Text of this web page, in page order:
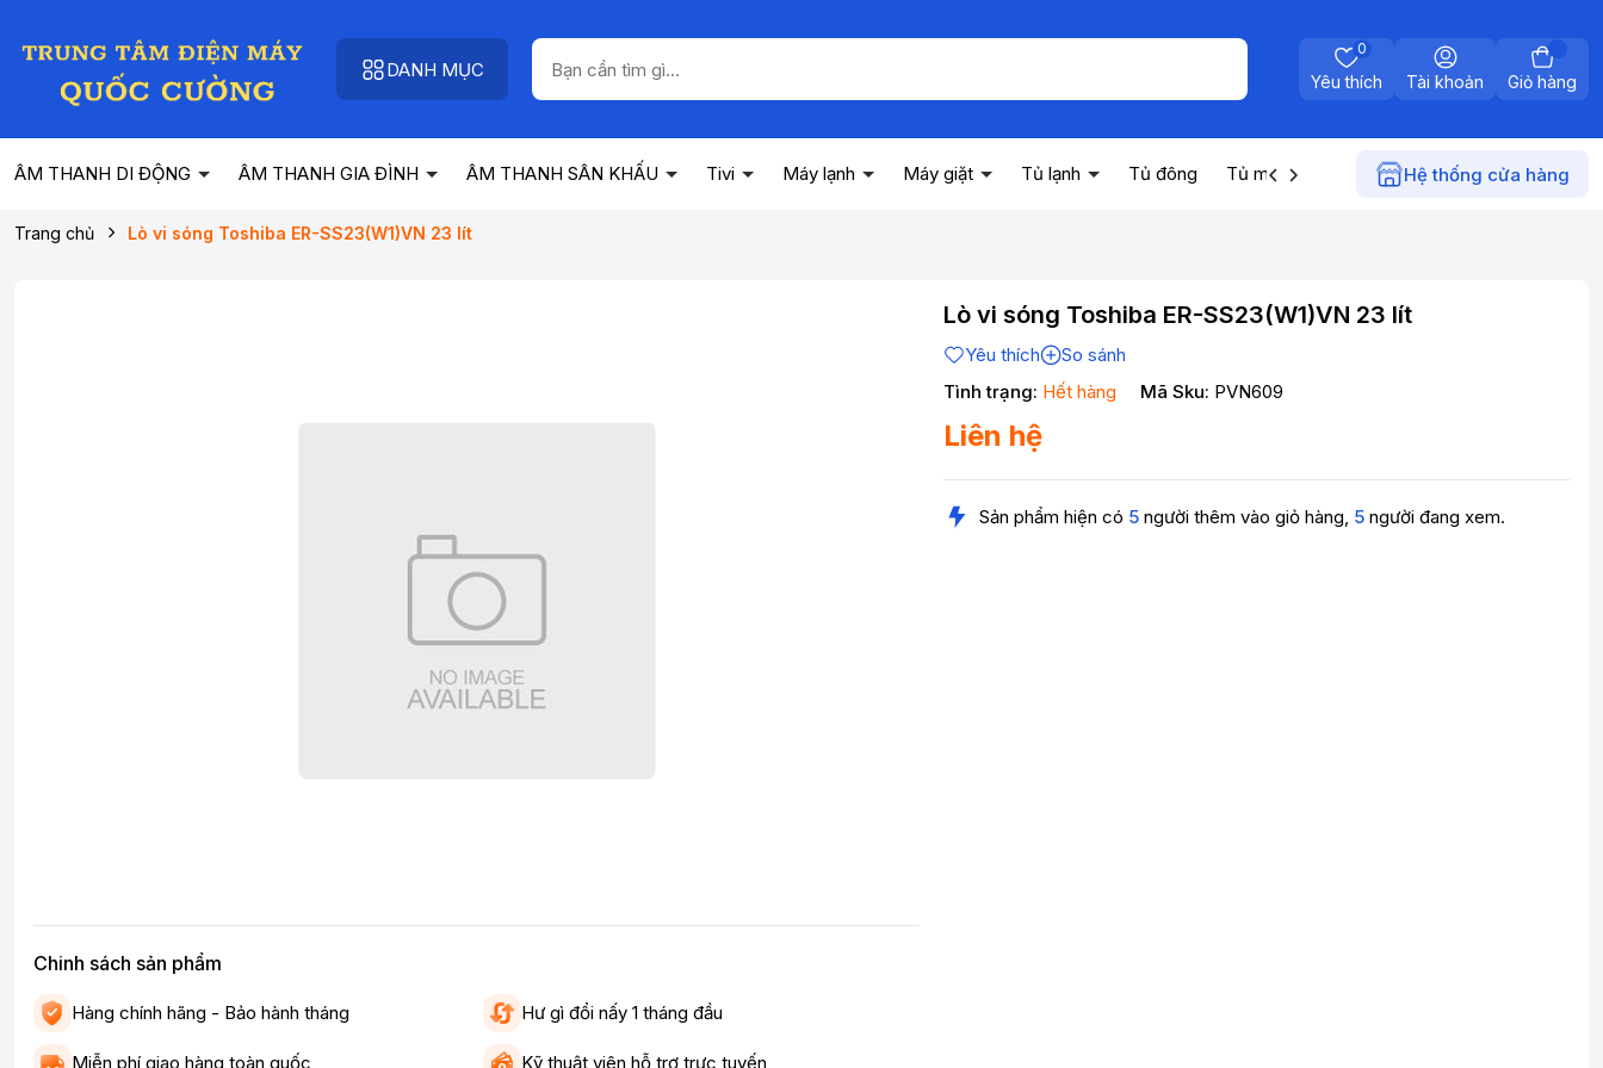
DANH MỤC
Yêu thích
0
Tài khoản Giỏ hàng
ÂM THANH DI ĐỘNG ÂM THANH GIA ĐÌNH ÂM THANH SÂN KHẤU Tivi Máy lạnh Máy giặt Tủ lạnh Tủ đông Tủ mát Máy nước nóng Điện gia
Hệ thống cửa hàng
Trang chủ Lò vi sóng Toshiba ER-SS23(W1)VN 23 lít
Chinh sách sản phẩm
Hàng chính hãng - Bảo hành tháng Hư gì đổi nấy 1 tháng đầu
Miễn phí giao hàng toàn quốc Kỹ thuật viên hỗ trợ trực tuyến
Lò vi sóng Toshiba ER-SS23(W1)VN 23 lít
Yêu thích
So sánh
Tình trạng: Hết hàng Mã Sku: PVN609
Liên hệ
Sản phẩm hiện có 5 người thêm vào giỏ hàng, 5 người đang xem.